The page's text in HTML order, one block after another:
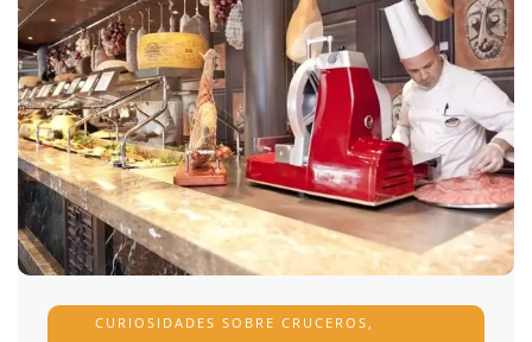
CURIOSIDADES SOBRE CRUCEROS,